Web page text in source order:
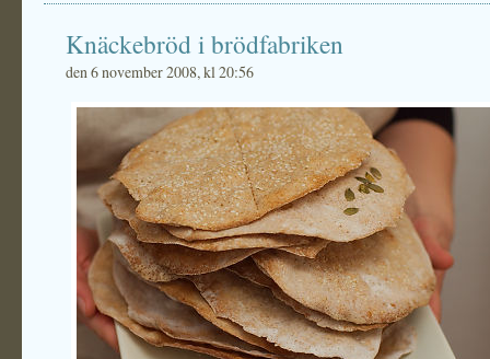
Knäckebröd i brödfabriken
den 6 november 2008, kl 20:56